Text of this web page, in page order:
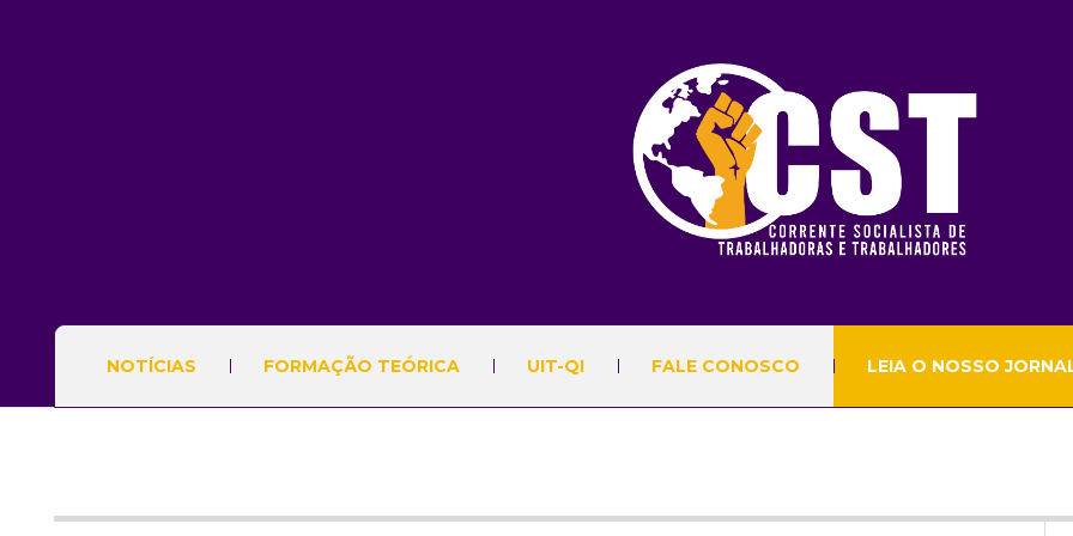
NOTÍCIAS FORMAÇÃO TEÓRICA UIT-QI FALE CONOSCO LEIA O NOSSO